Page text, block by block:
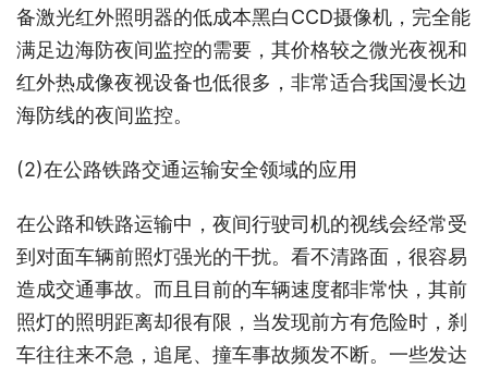
备激光红外照明器的低成本黑白CCD摄像机，完全能
满足边海防夜间监控的需要，其价格较之微光夜视和
红外热成像夜视设备也低很多，非常适合我国漫长边
海防线的夜间监控。
(2)在公路铁路交通运输安全领域的应用
在公路和铁路运输中，夜间行驶司机的视线会经常受
到对面车辆前照灯强光的干扰。看不清路面，很容易
造成交通事故。而且目前的车辆速度都非常快，其前
照灯的照明距离却很有限，当发现前方有危险时，刹
车往往来不急，追尾、撞车事故频发不断。一些发达